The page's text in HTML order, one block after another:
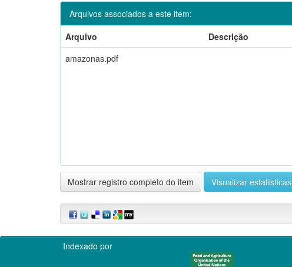
Arquivos associados a este item:
Arquivo
Descrição
amazonas.pdf
Mostrar registro completo do item Visualizar estatísticas
Indexado por